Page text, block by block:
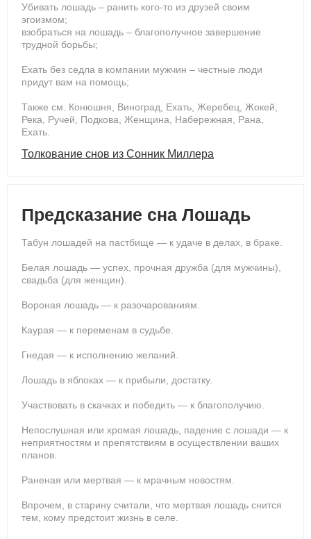
Убивать лошадь – ранить кого-то из друзей своим
эгоизмом;
взобраться на лошадь – благополучное завершение
трудной борьбы;
Ехать без седла в компании мужчин – честные люди
придут вам на помощь;
Также см. Конюшня, Виноград, Ехать, Жеребец, Жокей,
Река, Ручей, Подкова, Женщина, Набережная, Рана,
Ехать.
Толкование снов из Сонник Миллера
Предсказание сна Лошадь
Табун лошадей на пастбище — к удаче в делах, в браке.
Белая лошадь — успех, прочная дружба (для мужчины),
свадьба (для женщин).
Вороная лошадь — к разочарованиям.
Каурая — к переменам в судьбе.
Гнедая — к исполнению желаний.
Лошадь в яблоках — к прибыли, достатку.
Участвовать в скачках и победить — к благополучию.
Непослушная или хромая лошадь, падение с лошади — к
неприятностям и препятствиям в осуществлении ваших
планов.
Раненая или мертвая — к мрачным новостям.
Впрочем, в старину считали, что мертвая лошадь снится
тем, кому предстоит жизнь в селе.